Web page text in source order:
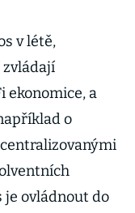
v létě,
zvládají
ekonomice, a
o
je ovládnout do